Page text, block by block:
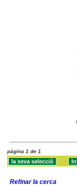
pàgina 1 de 1
Refinar la cerca